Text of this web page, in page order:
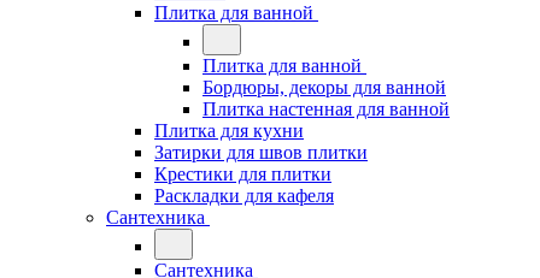
Плитка для ванной
Плитка для ванной
Бордюры, декоры для ванной
Плитка настенная для ванной
Плитка для кухни
Затирки для швов плитки
Крестики для плитки
Раскладки для кафеля
Сантехника
Сантехника